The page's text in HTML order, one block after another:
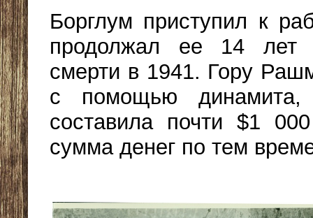
Борглум приступил к
продолжал ее 14 лет
смерти в 1941. Гору
с помощью динамита,
составила почти $1
сумма денег по тем